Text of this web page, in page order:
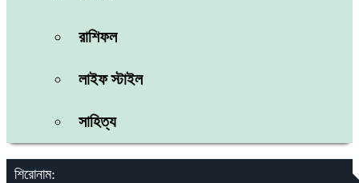
রাশিফল
লাইফ স্টাইল
সাহিত্য
শিরোনাম: